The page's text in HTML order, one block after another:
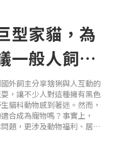
型家貓，為
一般人飼
外飼主分享猞猁與人互動的
，讓不少人對這種擁有黑色
貓科動物感到著迷。然而，
合成為寵物嗎？事實上，
題，更涉及動物福利、居住
性。猞猁可以養嗎？先了解